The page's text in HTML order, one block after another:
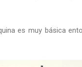
es muy básica